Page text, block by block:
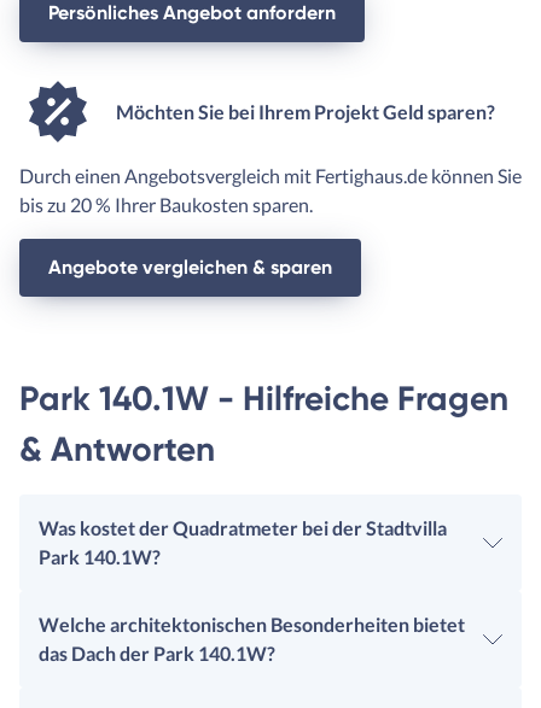
Persönliches Angebot anfordern
Möchten Sie bei Ihrem Projekt Geld sparen?
Durch einen Angebotsvergleich mit Fertighaus.de können Sie
bis zu 20 % Ihrer Baukosten sparen.
Angebote vergleichen & sparen
Park 140.1W - Hilfreiche Fragen
& Antworten
Was kostet der Quadratmeter bei der Stadtvilla
Park 140.1W?
Welche architektonischen Besonderheiten bietet
das Dach der Park 140.1W?